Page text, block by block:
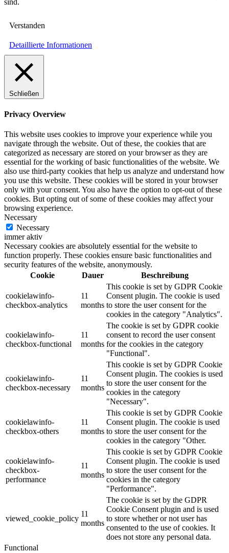
Verstanden
Detaillierte Informationen
Schließen
Privacy Overview
This website uses cookies to improve your experience while you
navigate through the website. Out of these, the cookies that are
categorized as necessary are stored on your browser as they are
essential for the working of basic functionalities of the website. We
also use third-party cookies that help us analyze and understand how
you use this website. These cookies will be stored in your browser
only with your consent. You also have the option to opt-out of these
cookies. But opting out of some of these cookies may affect your
browsing experience.
Necessary
Necessary
immer aktiv
Necessary cookies are absolutely essential for the website to
function properly. These cookies ensure basic functionalities and
security features of the website, anonymously.
Cookie
Dauer Beschreibung
cookielawinfo-
checkbox-analytics
11
months
This cookie is set by GDPR Cookie
Consent plugin. The cookie is used
to store the user consent for the
cookies in the category "Analytics".
cookielawinfo-
checkbox-functional
11
months
The cookie is set by GDPR cookie
consent to record the user consent
for the cookies in the category
"Functional".
cookielawinfo-
checkbox-necessary
11
months
This cookie is set by GDPR Cookie
Consent plugin. The cookies is used
to store the user consent for the
cookies in the category
"Necessary".
cookielawinfo-
checkbox-others
11
months
This cookie is set by GDPR Cookie
Consent plugin. The cookie is used
to store the user consent for the
cookies in the category "Other.
cookielawinfo-
checkbox-
performance
11
months
This cookie is set by GDPR Cookie
Consent plugin. The cookie is used
to store the user consent for the
cookies in the category
"Performance".
viewed_cookie_policy
11
months
The cookie is set by the GDPR
Cookie Consent plugin and is used
to store whether or not user has
consented to the use of cookies. It
does not store any personal data.
Functional